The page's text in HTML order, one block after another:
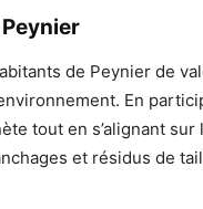
de Peynier de
En
tout en s’alignant sur
et résidus de